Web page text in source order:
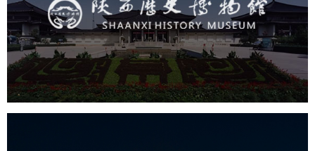
文化艺术 博物馆 智慧博物馆
博物馆网站建设
景区网站建设